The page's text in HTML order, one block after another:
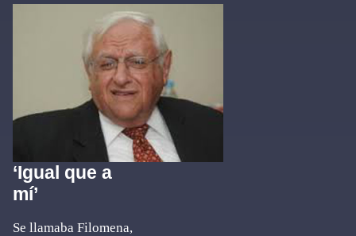
‘Igual que a
mí’
Se llamaba Filomena,